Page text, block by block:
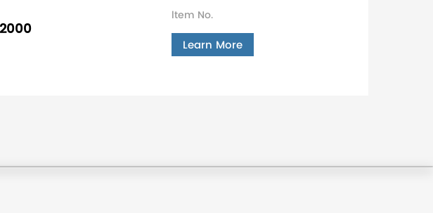
ltem No.
Learn More